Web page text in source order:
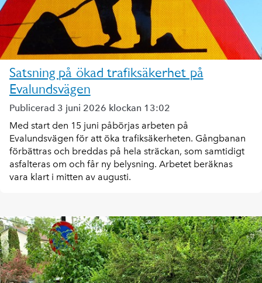
Satsning på ökad trafiksäkerhet på
Evalundsvägen
Publicerad 3 juni 2026 klockan 13:02
Med start den 15 juni påbörjas arbeten på
Evalundsvägen för att öka trafiksäkerheten. Gångbanan
förbättras och breddas på hela sträckan, som samtidigt
asfalteras om och får ny belysning. Arbetet beräknas
vara klart i mitten av augusti.